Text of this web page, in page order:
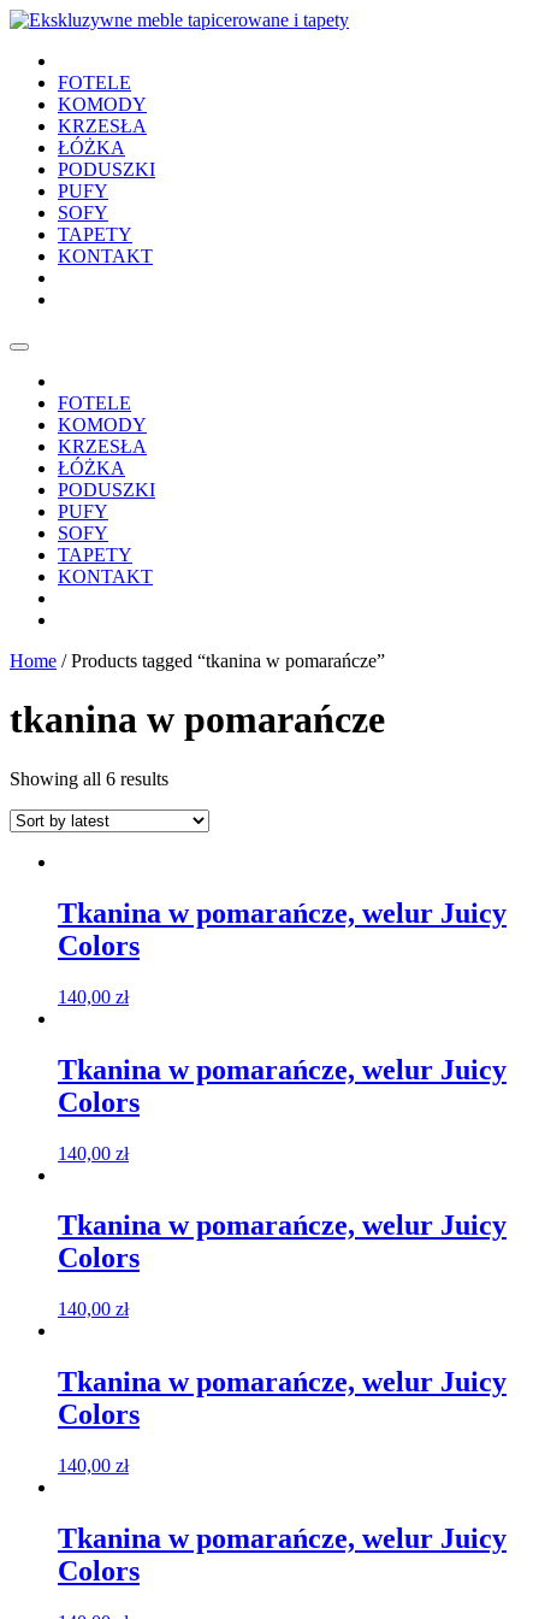
FOTELE
KOMODY
KRZESŁA
ŁÓŻKA
PODUSZKI
PUFY
SOFY
TAPETY
KONTAKT
FOTELE
KOMODY
KRZESŁA
ŁÓŻKA
PODUSZKI
PUFY
SOFY
TAPETY
KONTAKT
Home / Products tagged “tkanina w pomarańcze”
tkanina w pomarańcze
Showing all 6 results
Tkanina w pomarańcze, welur Juicy
Colors
140,00 zł
Tkanina w pomarańcze, welur Juicy
Colors
140,00 zł
Tkanina w pomarańcze, welur Juicy
Colors
140,00 zł
Tkanina w pomarańcze, welur Juicy
Colors
140,00 zł
Tkanina w pomarańcze, welur Juicy
Colors